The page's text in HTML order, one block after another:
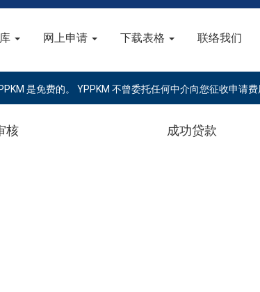
网上申请 下载表格 联络我们
是免费的。 YPPKM 不曾委托任何中介向您征收申请费
核 成功贷款